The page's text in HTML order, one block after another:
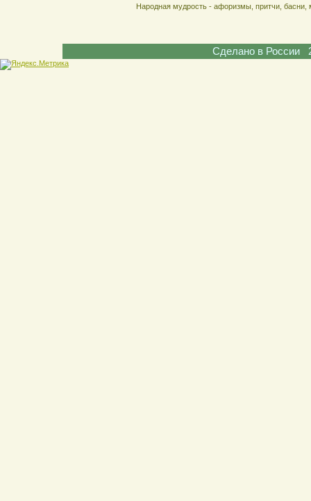
Народная мудрость - афоризмы, притчи,
Сделано в России